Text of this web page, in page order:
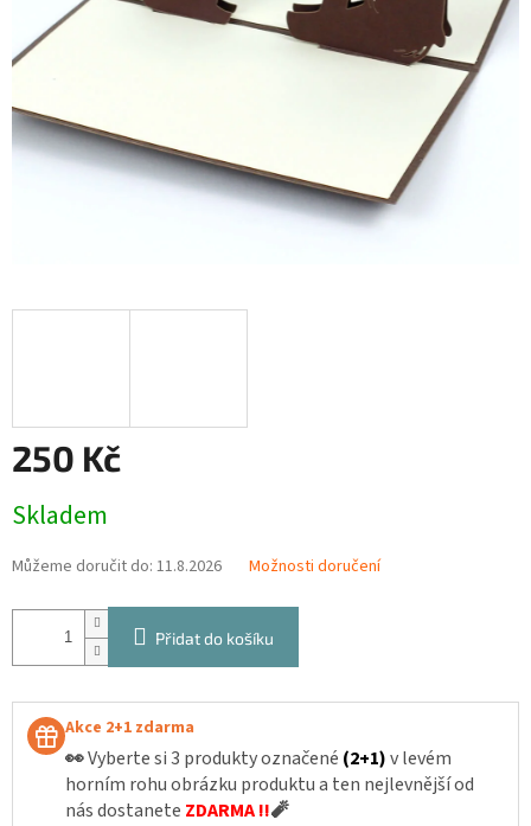
250 Kč
cena:
Skladem
Můžeme doručit do: 11.8.2026 Možnosti doručení
Přidat do košíku
Akce 2+1 zdarma
👀Vyberte si 3 produkty označené (2+1)v levém
horním rohu obrázku produktu a ten nejlevnější od
nás dostanete ZDARMA !!🧨